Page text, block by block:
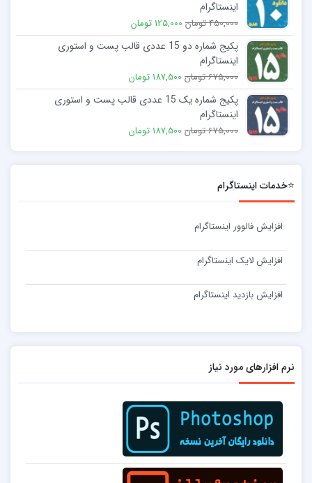
اینستاگرام
450,000 تومان 125,000 تومان
پکیج شماره دو 15 عددی قالب پست و استوری
اینستاگرام
675,000 تومان 187,500 تومان
پکیج شماره یک 15 عددی قالب پست و استوری
اینستاگرام
675,000 تومان 187,500 تومان
⭐خدمات اینستاگرام
افزایش فالوور اینستاگرام
افزایش لایک اینستاگرام
افزایش بازدید اینستاگرام
نرم افزارهای مورد نیاز